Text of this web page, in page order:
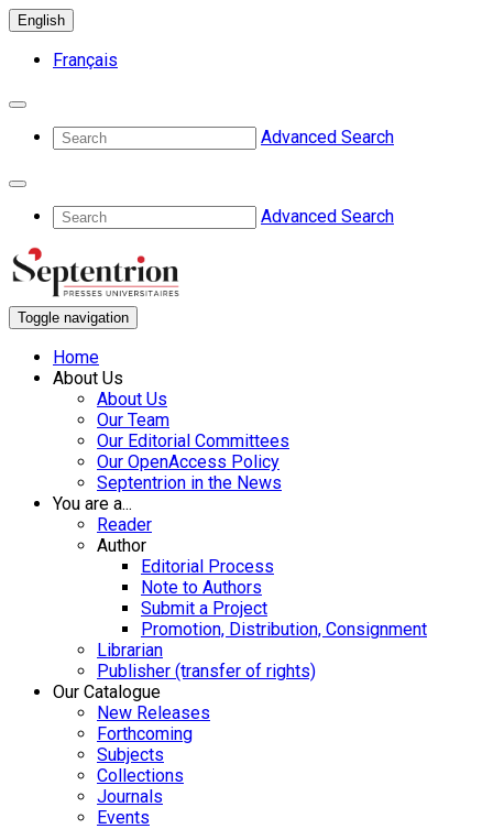
English
Français
Advanced Search
Advanced Search
Toggle navigation
Home
About Us
About Us
Our Team
Our Editorial Committees
Our OpenAccess Policy
Septentrion in the News
You are a...
Reader
Author
Editorial Process
Note to Authors
Submit a Project
Promotion, Distribution, Consignment
Librarian
Publisher (transfer of rights)
Our Catalogue
New Releases
Forthcoming
Subjects
Collections
Journals
Events